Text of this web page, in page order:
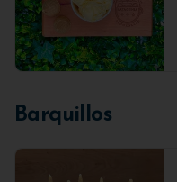
Barquillos